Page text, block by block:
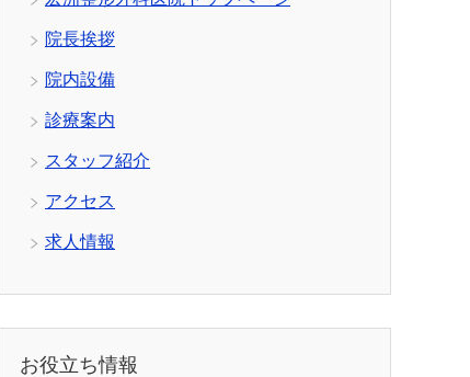
院長挨拶
院内設備
診療案内
スタッフ紹介
アクセス
求人情報
お役立ち情報